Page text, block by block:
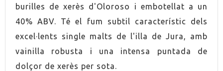
CONTÉ ESTOIG Sí
burilles de xerès d'Oloroso i embotellat a un
40% ABV. Té el fum subtil característic dels
excel·lents single malts de l'illa de Jura, amb
vainilla robusta i una intensa puntada de
dolçor de xerès per sota.